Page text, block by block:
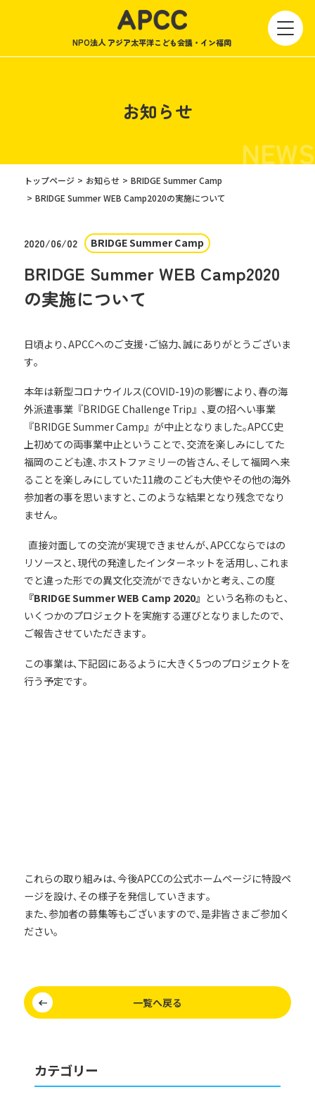
NPO法人 アジア太平洋こども会議・イン福岡
お知らせ
NEWS
トップページ お知らせ
BRIDGE Summer Camp
BRIDGE Summer WEB Camp2020の実施について
2020/06/02 BRIDGE Summer Camp
BRIDGE Summer WEB Camp2020
の実施について
日頃より､APCCへのご支援･ご協力､誠にありがとうございま
す｡
本年は新型コロナウイルス(COVID-19)の影響により､春の海
外派遣事業『BRIDGE Challenge Trip』､夏の招へい事業
『BRIDGE Summer Camp』が中止となりました｡APCC史
上初めての両事業中止ということで､交流を楽しみにしてた
福岡のこども達､ホストファミリーの皆さん､そして福岡へ来
ることを楽しみにしていた11歳のこども大使やその他の海外
参加者の事を思いますと､このような結果となり残念でなり
ません｡
直接対面しての交流が実現できませんが､APCCならではの
リソースと､現代の発達したインターネットを活用し､これま
でと違った形での異文化交流ができないかと考え､この度
『BRIDGE Summer WEB Camp 2020』 という名称のもと､
いくつかのプロジェクトを実施する運びとなりましたので､
ご報告させていただきます｡
この事業は､下記図にあるように大きく5つのプロジェクトを
行う予定です｡
これらの取り組みは､今後APCCの公式ホームページに特設ペ
ージを設け､その様子を発信していきます｡
また､参加者の募集等もございますので､是非皆さまご参加く
ださい｡
一覧へ戻る
カテゴリー